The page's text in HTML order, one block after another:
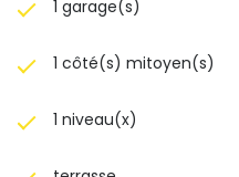
1 garage(s)
1 côté(s) mitoyen(s)
1 niveau(x)